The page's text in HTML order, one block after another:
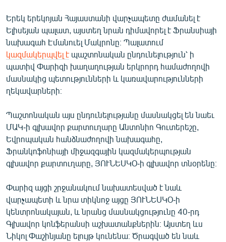
Երեկ երեկոյան Հայաստանի վարչապետը ժամանել է
Ելիսեյան պալատ, այստեղ նրան դիմավորել է Ֆրանսիայի
նախագահ Էմանուել Մակրոնը։ Պալատում
կազմակերպվել էպաշտոնական ընդունելություն՝ ի
պատիվ Փարիզի խաղաղության երկրորդ համաժողովի
մասնակից պետությունների և կառավարությունների
ղեկավարների։
Պաշտոնական այս ընդունելությանը մասնակցել են նաեւ
ՄԱԿ-ի գլխավոր քարտուղարը Անտոնիո Գուտերեշը,
Եվրոպական հանձնաժողովի նախագահը,
Ֆրանկոֆոնիայի միջազգային կազմակերպության
գլխավոր քարտուղարը, ՅՈՒՆԵՍԿՕ-ի գլխավոր տնօրենը։
Փարիզ այցի շրջանակում նախատեսված է նաև
վարչապետի և նրա տիկնոջ այցը ՅՈՒՆԵՍԿՕ-ի
կենտրոնակայան, և նրանց մասնակցությունը 40-րդ
Գլխավոր կոնֆերանսի աշխատանքներին։ Այստեղ ևս
Նիկոլ Փաշինյանը ելույթ կունենա։ Ծրագված են նաև